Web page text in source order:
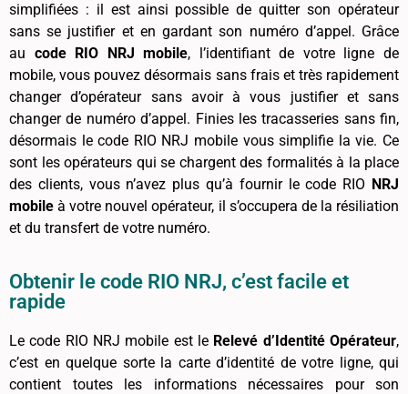
simplifiées : il est ainsi possible de quitter son opérateur
sans se justifier et en gardant son numéro d’appel. Grâce
au code RIO NRJ mobile, l’identifiant de votre ligne de
mobile, vous pouvez désormais sans frais et très rapidement
changer d’opérateur sans avoir à vous justifier et sans
changer de numéro d’appel. Finies les tracasseries sans fin,
désormais le code RIO NRJ mobile vous simplifie la vie. Ce
sont les opérateurs qui se chargent des formalités à la place
des clients, vous n’avez plus qu’à fournir le code RIO NRJ
mobile à votre nouvel opérateur, il s’occupera de la résiliation
et du transfert de votre numéro.
Obtenir le code RIO NRJ, c’est facile et
rapide
Le code RIO NRJ mobile est le Relevé d’Identité Opérateur,
c’est en quelque sorte la carte d’identité de votre ligne, qui
contient toutes les informations nécessaires pour son